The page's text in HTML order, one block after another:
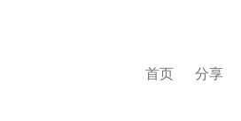
首页 分享